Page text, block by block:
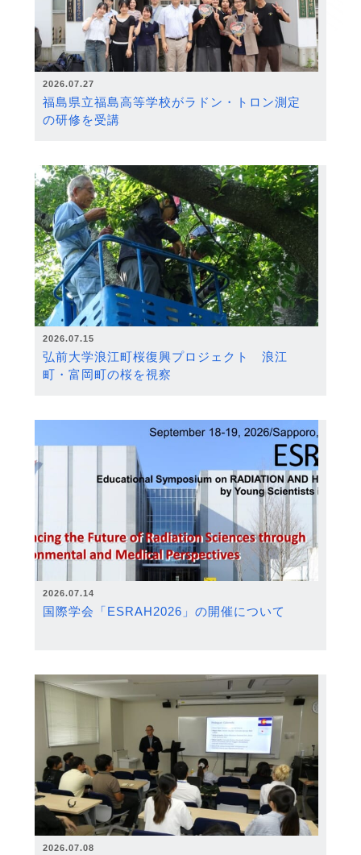
2026.07.27
福島県立福島高等学校がラドン・トロン測定
の研修を受講
2026.07.15
弘前大学浪江町桜復興プロジェクト 浪江
町・富岡町の桜を視察
2026.07.14
国際学会「ESRAH2026」の開催について
2026.07.08